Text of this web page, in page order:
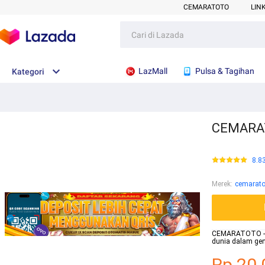
CEMARATOTO
Kategori LazMall Pulsa & Tagihan
Merek:
dunia dalam